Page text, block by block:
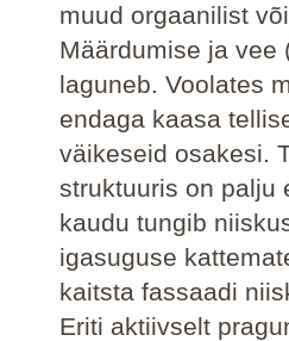
muud orgaanilist
Määrdumise ja vee
laguneb. Voolates
endaga kaasa
väikeseid osakesi.
struktuuris on palju
kaudu tungib
igasuguse
kaitsta fassaadi
Eriti aktiivselt